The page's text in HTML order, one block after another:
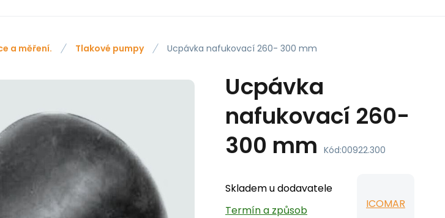
a měření. Tlakové pumpy Ucpávka nafukovací 260- 300 mm
Ucpávka
nafukovací 260-
300 mm Kód:00922.300
Skladem u dodavatele
Termín a způsob
ICOMAR